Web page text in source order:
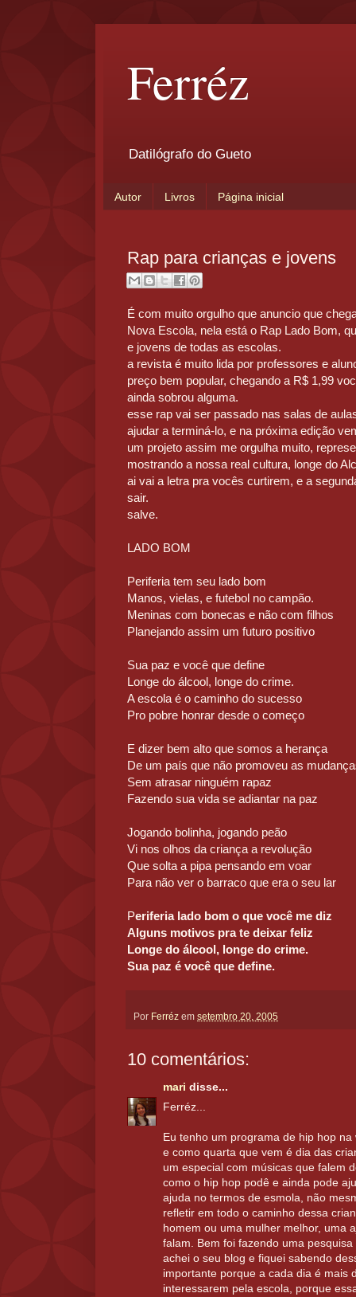
Ferréz
Datilógrafo do Gueto
Autor Livros Página inicial
Rap para crianças e jovens
É com muito orgulho que anuncio que
Nova Escola, nela está o Rap Lado Bom,
e jovens de todas as escolas.
a revista é muito lida por professores e
preço bem popular, chegando a R$ 1,99
ainda sobrou alguma.
esse rap vai ser passado nas salas de
ajudar a terminá-lo, e na próxima edição
um projeto assim me orgulha muito,
mostrando a nossa real cultura, longe do
ai vai a letra pra vocês curtirem, e a
sair.
salve.
LADO BOM
Periferia tem seu lado bom
Manos, vielas, e futebol no campão.
Meninas com bonecas e não com filhos
Planejando assim um futuro positivo
Sua paz e você que define
Longe do álcool, longe do crime.
A escola é o caminho do sucesso
Pro pobre honrar desde o começo
E dizer bem alto que somos a herança
De um país que não promoveu as
Sem atrasar ninguém rapaz
Fazendo sua vida se adiantar na paz
Jogando bolinha, jogando peão
Vi nos olhos da criança a revolução
Que solta a pipa pensando em voar
Para não ver o barraco que era o seu lar
Periferia lado bom o que você me diz
Alguns motivos pra te deixar feliz
Longe do álcool, longe do crime.
Sua paz é você que define.
Por Ferréz em setembro 20, 2005
10 comentários:
mari disse...
Ferréz...
Eu tenho um programa de hip hop
e como quarta que vem é dia das
um especial com músicas que falem
como o hip hop podê e ainda pode
ajuda no termos de esmola, não
refletir em todo o caminho dessa
homem ou uma mulher melhor, uma
falam. Bem foi fazendo uma
achei o seu blog e fiquei sabendo
importante porque a cada dia é mais
interessarem pela escola, porque